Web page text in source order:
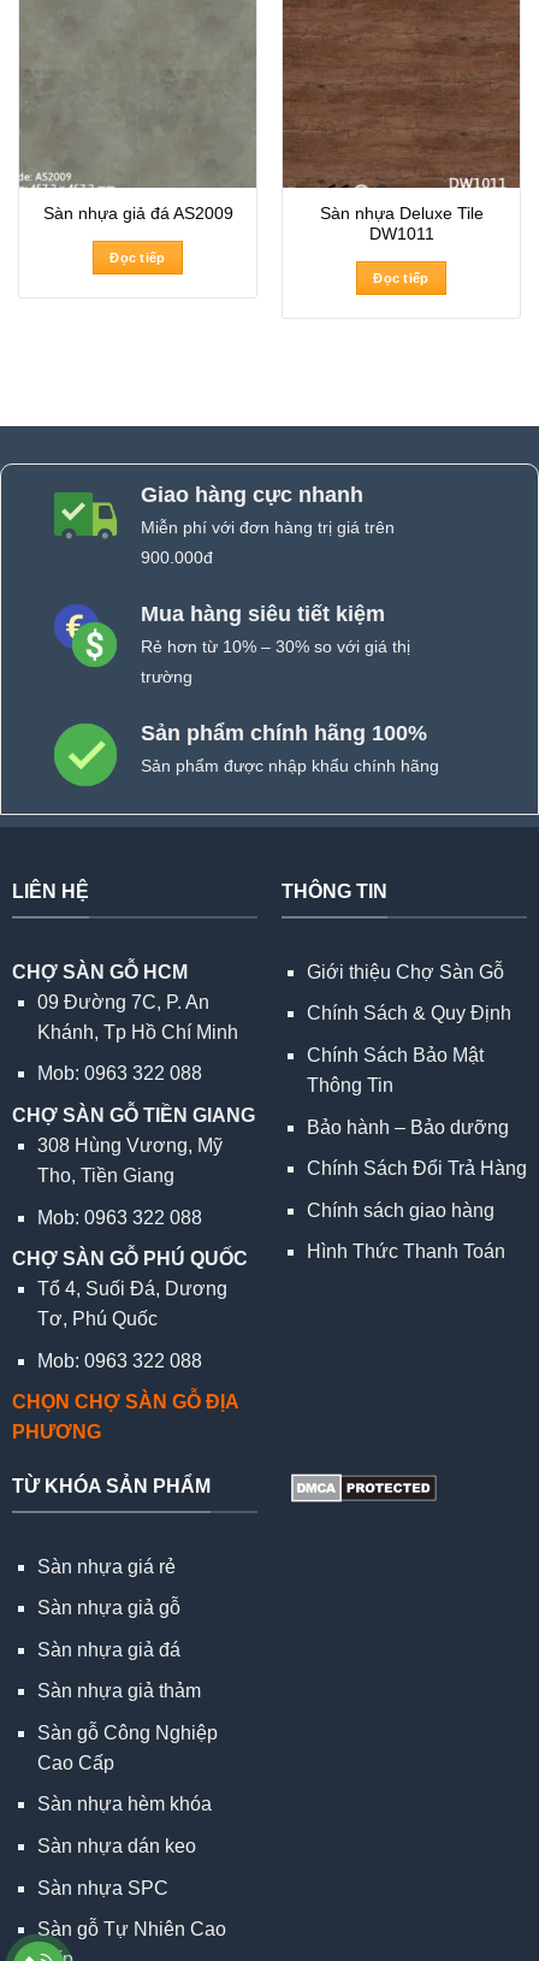
Sàn nhựa giả đá AS2009
Đọc tiếp
Sàn nhựa Deluxe Tile
DW1011
Đọc tiếp
Giao hàng cực nhanh
Miễn phí với đơn hàng trị giá trên
900.000đ
Mua hàng siêu tiết kiệm
Rẻ hơn từ 10% – 30% so với giá thị
trường
Sản phẩm chính hãng 100%
Sản phẩm được nhập khẩu chính hãng
LIÊN HỆ
CHỢ SÀN GỖ HCM
09 Đường 7C, P. An
Khánh, Tp Hồ Chí Minh
Mob: 0963 322 088
CHỢ SÀN GỖ TIỀN GIANG
308 Hùng Vương, Mỹ
Tho, Tiền Giang
Mob: 0963 322 088
CHỢ SÀN GỖ PHÚ QUỐC
Tổ 4, Suối Đá, Dương
Tơ, Phú Quốc
Mob: 0963 322 088
CHỌN CHỢ SÀN GỖ ĐỊA
PHƯƠNG
THÔNG TIN
Giới thiệu Chợ Sàn Gỗ
Chính Sách & Quy Định
Chính Sách Bảo Mật
Thông Tin
Bảo hành – Bảo dưỡng
Chính Sách Đổi Trả Hàng
Chính sách giao hàng
Hình Thức Thanh Toán
TỪ KHÓA SẢN PHẨM
Sàn nhựa giá rẻ
Sàn nhựa giả gỗ
Sàn nhựa giả đá
Sàn nhựa giả thảm
Sàn gỗ Công Nghiệp
Cao Cấp
Sàn nhựa hèm khóa
Sàn nhựa dán keo
Sàn nhựa SPC
Sàn gỗ Tự Nhiên Cao